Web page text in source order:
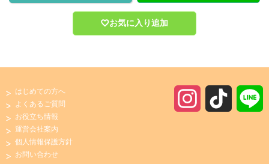
お気に入り追加
はじめての方へ
よくあるご質問
お役立ち情報
運営会社案内
個人情報保護方針
お問い合わせ